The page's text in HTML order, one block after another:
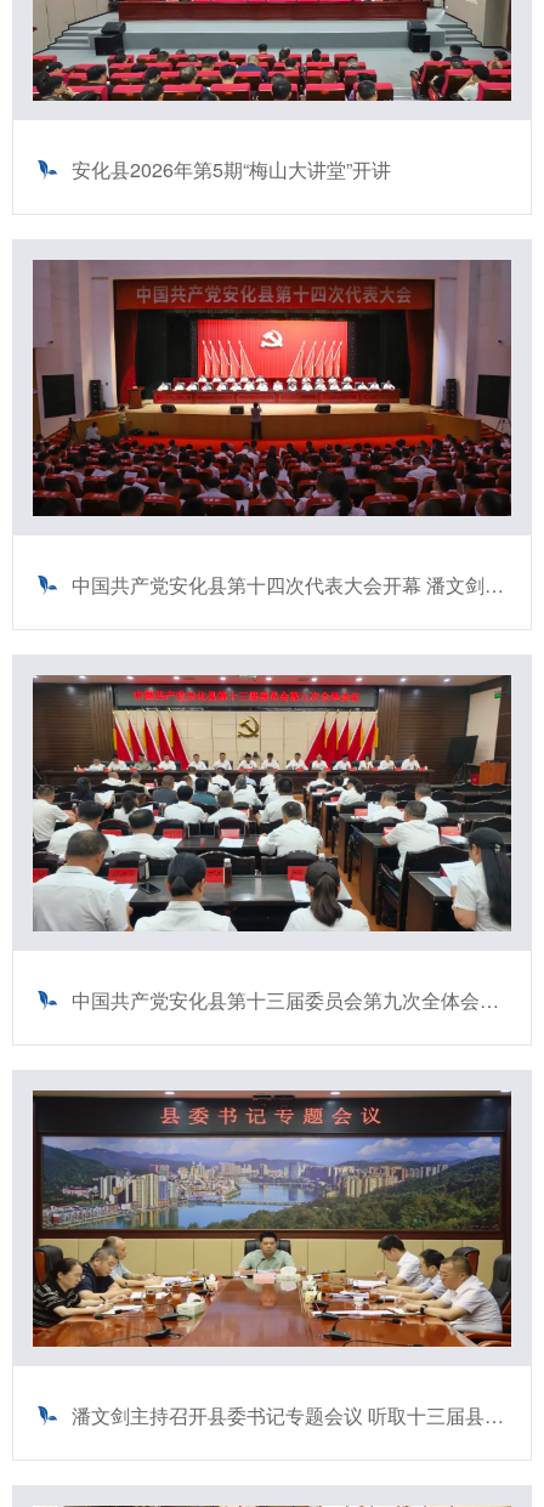
安化县2026年第5期“梅山大讲堂”开讲
中国共产党安化县第十四次代表大会开幕 潘文剑向大会作报告
中国共产党安化县第十三届委员会第九次全体会议召开
潘文剑主持召开县委书记专题会议 听取十三届县委第十二轮巡察综合情况汇报